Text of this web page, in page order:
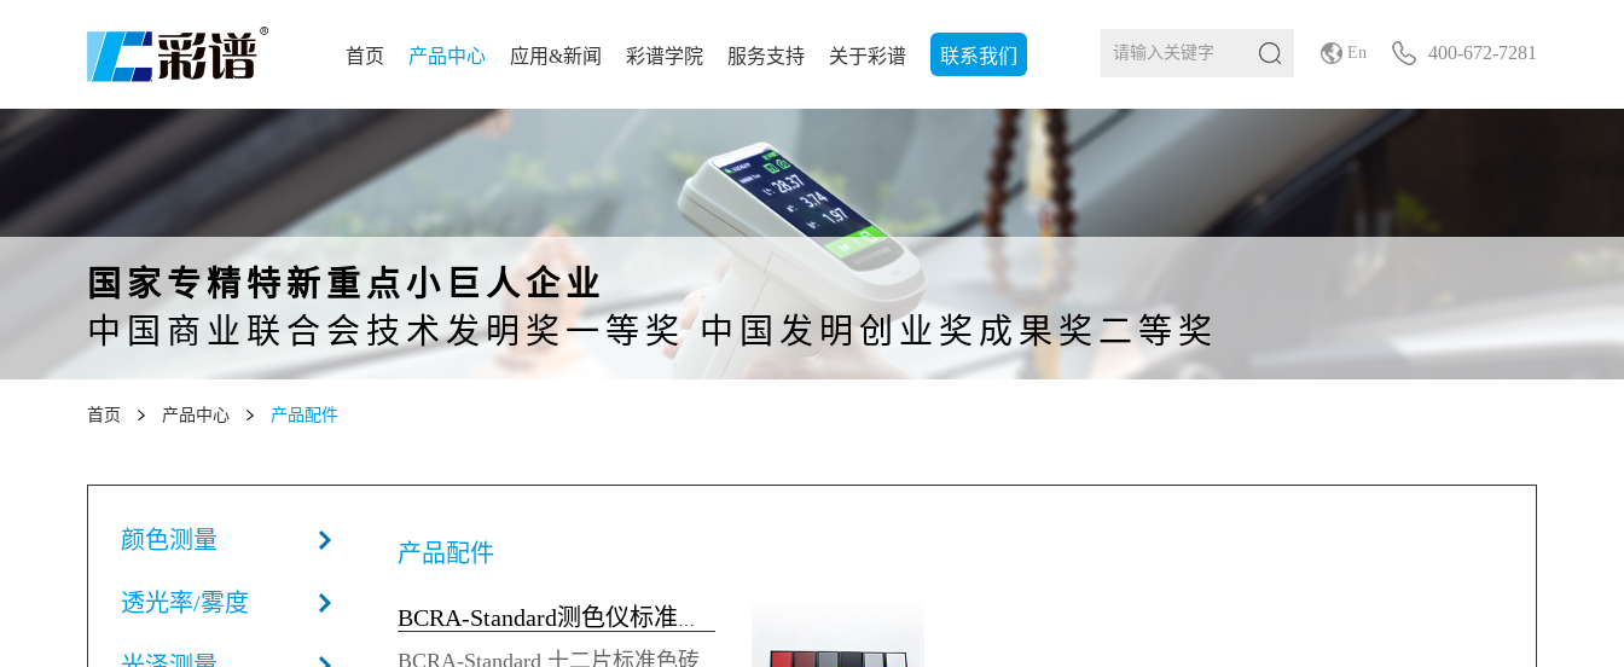
首页 产品中心 应用&新闻 彩谱学院 服务支持 关于彩谱 联系我们 En 400-672-7281
国家专精特新重点小巨人企业
中国商业联合会技术发明奖一等奖 中国发明创业奖成果奖二等奖
首页 产品中心 产品配件
颜色测量
透光率/雾度
产品配件
BCRA-Standard 十二片标准色砖